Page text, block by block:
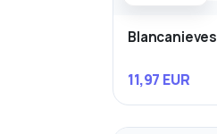
Blancanieves
11,97 EUR